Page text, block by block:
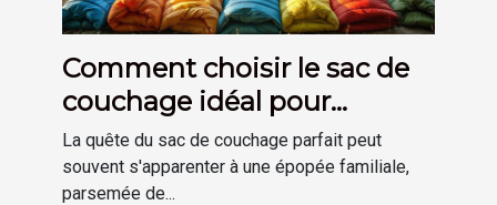
Comment choisir le sac de
couchage idéal pour
chaque membre de la
famille
La quête du sac de couchage parfait peut
souvent s'apparenter à une épopée familiale,
parsemée de...